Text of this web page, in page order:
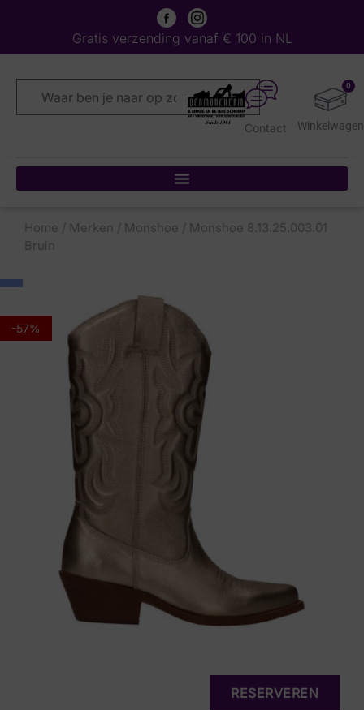
Gratis verzending vanaf € 100 in NL
0
Contact
Home / Merken / Monshoe / Monshoe 8.13.25.003.01
Bruin
-57%
RESERVEREN